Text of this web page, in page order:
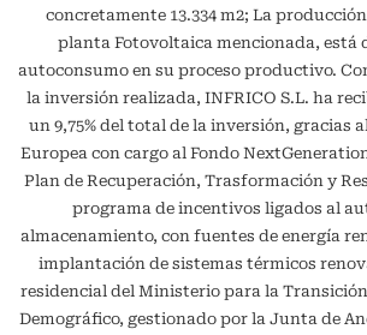
concretamente 13.334 m2; La
planta Fotovoltaica mencionada, está
autoconsumo en su proceso productivo.
la inversión realizada, INFRICO S.L. ha
un 9,75% del total de la inversión, gracias
Europea con cargo al Fondo
Plan de Recuperación, Trasformación y
programa de incentivos ligados al
almacenamiento, con fuentes de energía
implantación de sistemas térmicos
residencial del Ministerio para la
Demográfico, gestionado por la Junta de